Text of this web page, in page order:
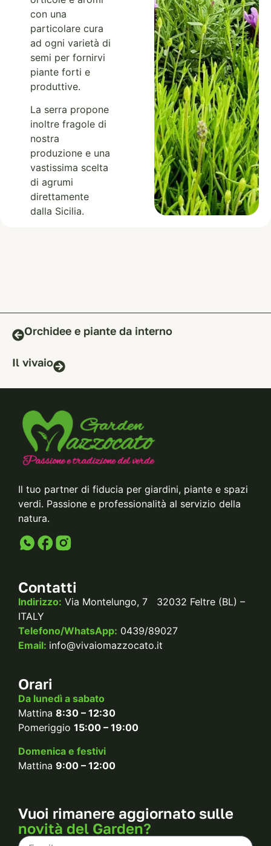
con una
particolare cura
ad ogni varietà di
semi per fornirvi
piante forti e
produttive.
La serra propone
inoltre fragole di
nostra
produzione e una
vastissima scelta
di agrumi
direttamente
dalla Sicilia.
Orchidee e piante da interno
Il vivaio
Il tuo partner di fiducia per giardini, piante e spazi
verdi. Passione e professionalità al servizio della
natura.
Contatti
Indirizzo: Via Montelungo, 7 32032 Feltre (BL) –
ITALY
Telefono/WhatsApp: 0439/89027
Email: info@vivaiomazzocato.it
Orari
Da lunedì a sabato
Mattina 8:30 – 12:30
Pomeriggio 15:00 – 19:00
Domenica e festivi
Mattina 9:00 – 12:00
Vuoi rimanere aggiornato sulle
novità del Garden?